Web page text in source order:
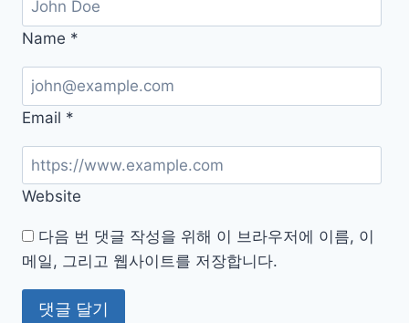
Name *
Email *
Website
다음 번 댓글 작성을 위해 이 브라우저에 이름, 이
메일, 그리고 웹사이트를 저장합니다.